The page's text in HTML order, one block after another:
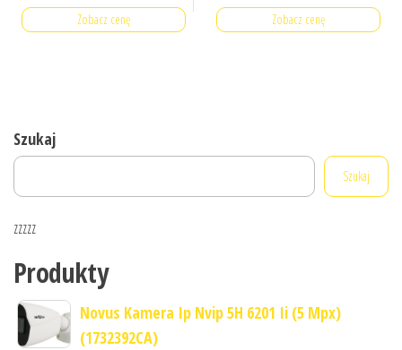
Zobacz cenę Zobacz cenę
Szukaj
Szukaj
zzzzz
Produkty
Novus Kamera Ip Nvip 5H 6201 Ii (5 Mpx)
(1732392CA)